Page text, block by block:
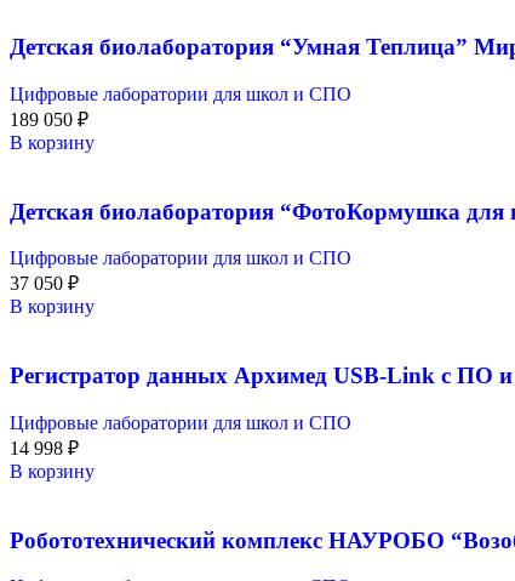
Детская биолаборатория “Умная Теплица”
Цифровые лаборатории для школ и СПО
189 050 ₽
В корзину
Детская биолаборатория “ФотоКормушка
Цифровые лаборатории для школ и СПО
37 050 ₽
В корзину
Регистратор данных Архимед USB-Link с ПО
Цифровые лаборатории для школ и СПО
14 998 ₽
В корзину
Робототехнический комплекс НАУРОБО